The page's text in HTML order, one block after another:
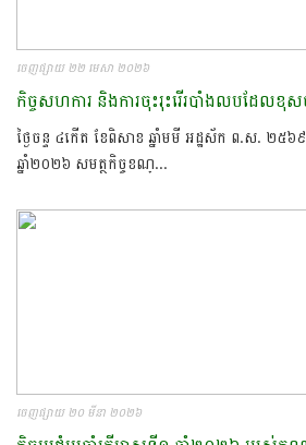
ចេញផ្សាយ ២២ មេសា ២០២៦
ថ្ងៃចន្ទ ៤កើត ខែពិសាខ ឆ្នាំមមី អដ្ឋស័ក ព.ស. ២៥៦៩ ត្រូវនឹង ថ្ងៃទី២០ ខែមេសា
ឆ្នាំ២០២៦ សមត្ថកិច្ចខណ្...
ចេញផ្សាយ ២០ មីនា ២០២៦